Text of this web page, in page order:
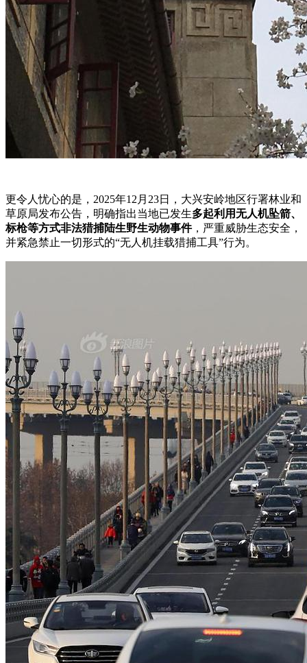
更令人忧心的是，2025年12月23日，大兴安岭地区行署林业和
草原局发布公告，明确指出当地已发生多起利用无人机坠箭、
标枪等方式非法猎捕陆生野生动物事件，严重威胁生态安全，
并紧急禁止一切形式的“无人机挂载猎捕工具”行为。